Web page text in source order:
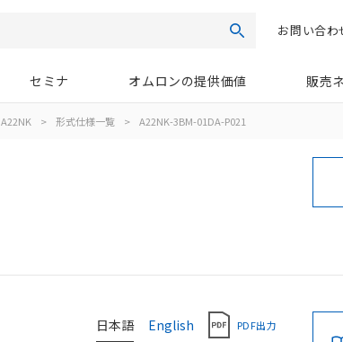
検索お問い合わ
セミナ オムロンの提供価値 販売
A22NK > 形式仕様一覧 > A22NK-3BM-01DA-P021
日本語 English PDF出力